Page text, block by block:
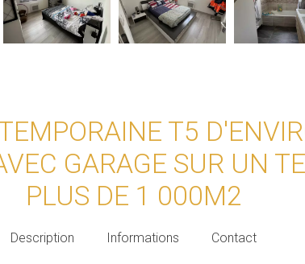
T5
GARAGE SUR UN
PLUS DE 1 000M2
Description Informations Contact